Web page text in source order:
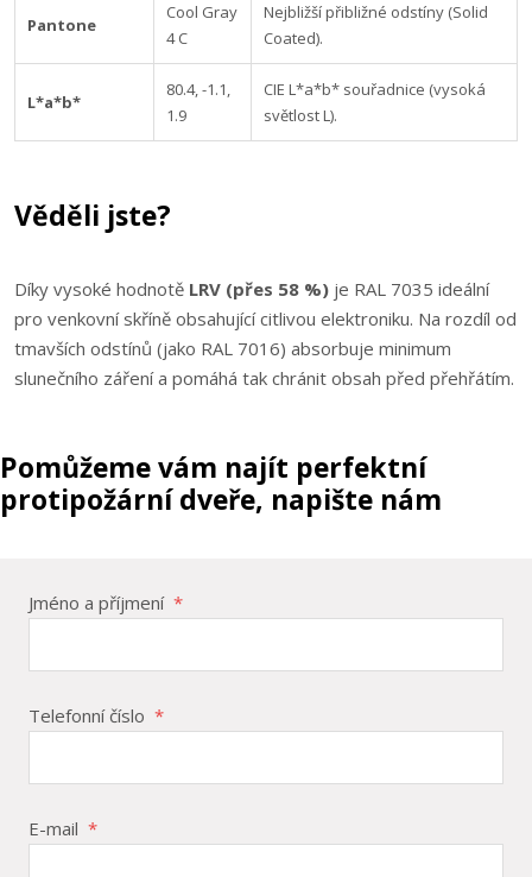
Pantone
Cool Gray
4 C
Nejbližší přibližné odstíny (Solid
Coated).
L*a*b*
80.4, -1.1,
1.9
CIE L*a*b* souřadnice (vysoká
světlost L).
Věděli jste?
Díky vysoké hodnotě LRV (přes 58 %) je RAL 7035 ideální
pro venkovní skříně obsahující citlivou elektroniku. Na rozdíl od
tmavších odstínů (jako RAL 7016) absorbuje minimum
slunečního záření a pomáhá tak chránit obsah před přehřátím.
Pomůžeme vám najít perfektní
protipožární dveře, napište nám
Jméno a příjmení *
Telefonní číslo *
E-mail *